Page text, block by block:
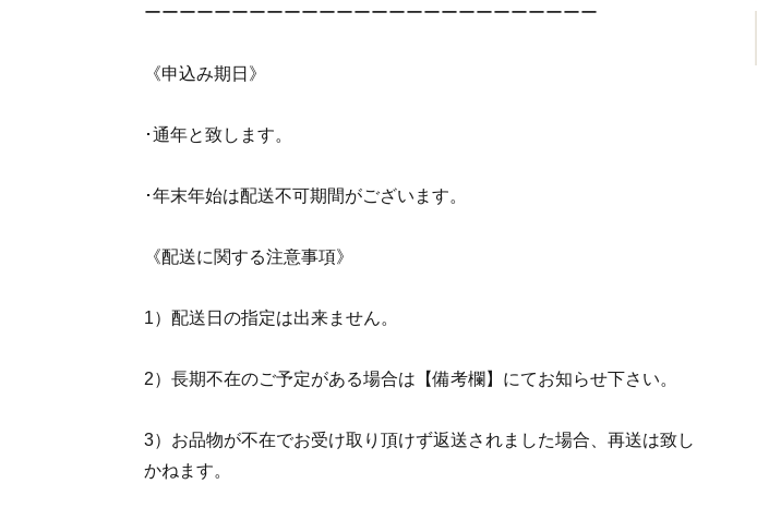
ーーーーーーーーーーーーーーーーーーーーーーーーーー
《申込み期日》
･通年と致します。
･年末年始は配送不可期間がございます。
《配送に関する注意事項》
1）配送日の指定は出来ません。
2）長期不在のご予定がある場合は【備考欄】にてお知らせ下さい。
3）お品物が不在でお受け取り頂けず返送されました場合、再送は致し
かねます。